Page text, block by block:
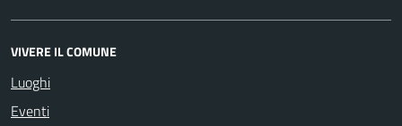
VIVERE IL COMUNE
Luoghi
Eventi